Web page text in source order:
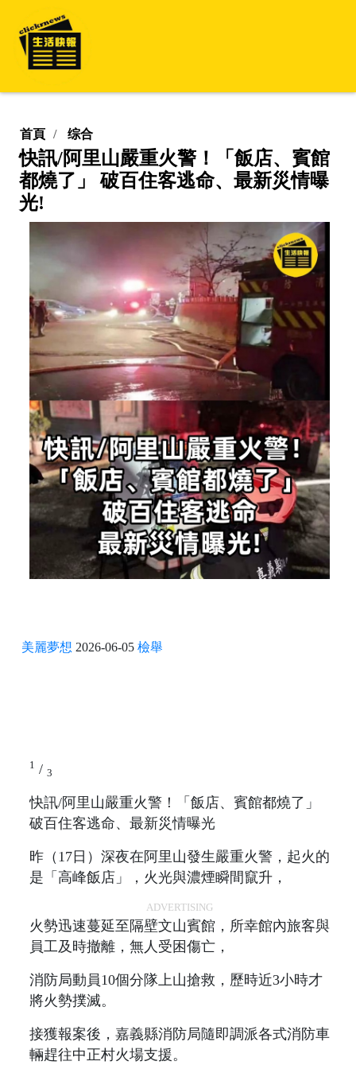
首頁 综合
快訊/阿里山嚴重火警！「飯店、賓館
都燒了」 破百住客逃命、最新災情曝
光!
美麗夢想 2026-06-05 檢舉
1 / 3
快訊/阿里山嚴重火警！「飯店、賓館都燒了」
破百住客逃命、最新災情曝光
昨（17日）深夜在阿里山發生嚴重火警，起火的
是「高峰飯店」，火光與濃煙瞬間竄升，
ADVERTISING
火勢迅速蔓延至隔壁文山賓館，所幸館內旅客與
員工及時撤離，無人受困傷亡，
消防局動員10個分隊上山搶救，歷時近3小時才
將火勢撲滅。
接獲報案後，嘉義縣消防局隨即調派各式消防車
輛趕往中正村火場支援。